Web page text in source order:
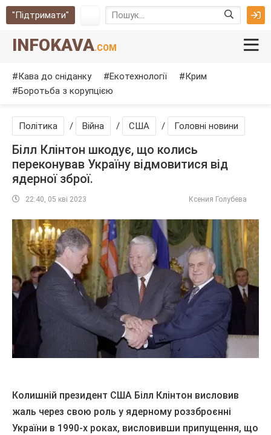
"Підтримати"
INFOKAVA.COM
Кава до сніданку Екотехнології
Крим
Боротьба з корупцією
Політика / Війна / США / Головні новини
Білл Клінтон шкодує, що колись
переконував Україну відмовитися від
ядерної зброї.
22:40, 05 кві 2023 Ксения Голубева
Колишній президент США Білл Клінтон висловив
жаль через свою роль у ядерному роззброєнні
України в 1990-х роках, висловивши припущення, що